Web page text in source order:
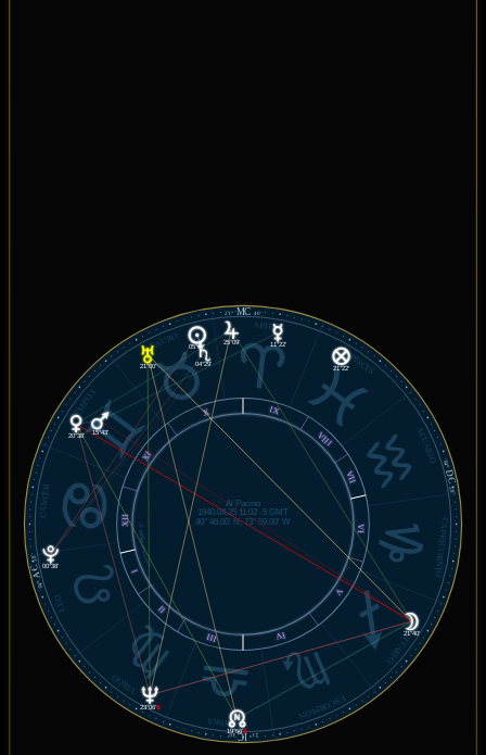
© MiSabueso.com
04°
AC
58'
04°
DC
58'
21°MC40'
21°
IC
40'
ARIES
TAURO
GÉMINIS
CÁNCER
LEO
VIRGO
LIBRA ESCORPIÓN
SAGITARIO
CAPRICORNIO
ACUARIO
PISCIS
X
XI
XII
I
II
III IV
V
VI
VII
VIII
IX
05°17'
21°40'
11°22'
20°38' 15°43'
25°09'
04°29'
21°00'
23°06'℞
00°38'
19°56'℞
21°22'
Al Pacino
1940.04.25 11:02 -5 GMT
40° 46.00' N, 73° 59.00' W